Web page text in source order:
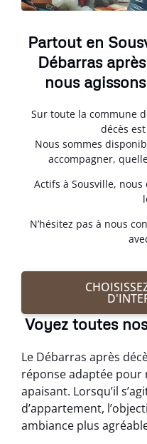
Partout en
Débarras
nous
Sur toute la commune
décès
Nous sommes
accompagner,
Actifs à Sousville,
N’hésitez pas à nous
Voyez toutes
Le Débarras après
réponse adaptée pour
apaisant. Lorsqu’il
d’appartement,
ambiance plus